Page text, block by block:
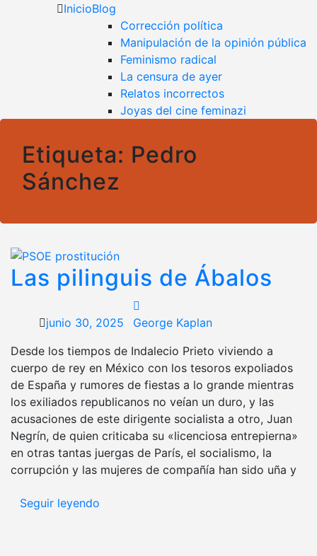
Kaplan contra la censura
Un blog en favor de la libertad y contra todo tipo de
InicioBlog
Corrección política
Manipulación de la opinión pública
Feminismo radical
La censura de ayer
Relatos incorrectos
Joyas del cine feminazi
Etiqueta: Pedro
Sánchez
Las pilinguis de Ábalos
junio 30, 2025
George Kaplan
Desde los tiempos de Indalecio Prieto viviendo a
cuerpo de rey en México con los tesoros expoliados
de España y rumores de fiestas a lo grande mientras
los exiliados republicanos no veían un duro, y las
acusaciones de este dirigente socialista a otro, Juan
Negrín, de quien criticaba su «licenciosa entrepierna»
en otras tantas juergas de París, el socialismo, la
corrupción y las mujeres de compañía han sido uña y
Seguir leyendo